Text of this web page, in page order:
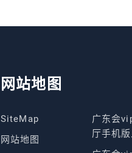
网站地图
SiteMap
网站地图
广东会
厅手机